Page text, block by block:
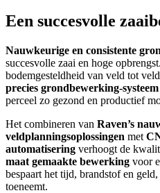
Een succesvolle
Nauwkeurige en consistente
succesvolle zaai en hoge
bodemgesteldheid van veld tot
precies grondbewerking-systeem
perceel zo gezond en productief
Het combineren van Raven’s
veldplanningsoplossingen met
automatisering verhoogt de
maat gemaakte bewerking voor
bespaart het tijd, brandstof en
toeneemt.